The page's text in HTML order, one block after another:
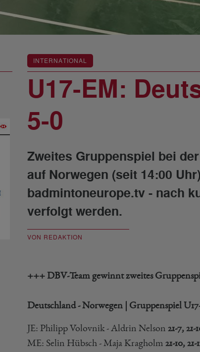
INTERNATIONAL
U17-EM:
5-0
Zweites Gruppenspiel bei
auf Norwegen (seit 14:00
badmintoneurope.tv - nach
verfolgt werden.
VON REDAKTION
+++ DBV-Team gewinnt zweites
Deutschland - Norwegen | Gruppenspiel
JE: Philipp Volovnik - Aldrin Nelson 21-7, 21-
ME: Selin Hübsch - Maja Kragholm 21-10, 21-